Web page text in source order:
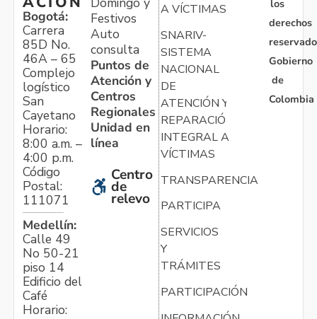
Bogotá:
Carrera
85D No.
46A – 65
Complejo
logístico
San
Cayetano
Horario:
8:00 a.m. –
4:00 p.m.
Código
Postal:
111071
Medellín:
Calle 49
No 50-21
piso 14
Edificio del
Café
Horario:
Festivos
Auto
consulta
Puntos de
Atención y
Centros
Regionales
Unidad en
línea
Centro
de
relevo
A VÍCTIMAS
SNARIV-
SISTEMA
NACIONAL
DE
ATENCIÓN Y
REPARACIÓN
INTEGRAL A
VÍCTIMAS
TRANSPARENCIA
PARTICIPA
SERVICIOS
Y
TRÁMITES
PARTICIPACIÓN
los
derechos
Gobierno
de
Colombia